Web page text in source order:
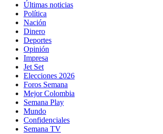
Últimas noticias
Política
Nación
Dinero
Deportes
Opinión
Impresa
Jet Set
Elecciones 2026
Foros Semana
Mejor Colombia
Semana Play
Mundo
Confidenciales
Semana TV